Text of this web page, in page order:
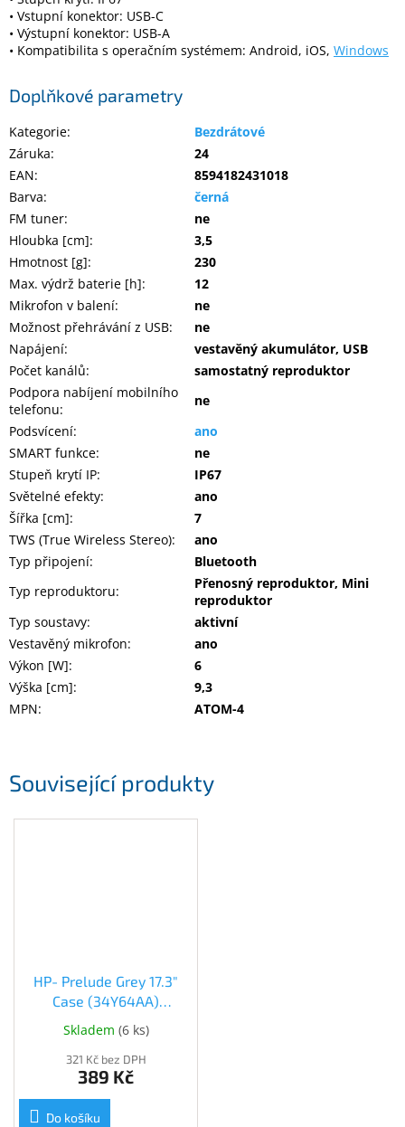
Související produkty
HP- Prelude Grey 17.3"
Case (34Y64AA)
(34Y64AA)
Skladem (6 ks)
321 Kč bez DPH
389 Kč
Do košíku
• Vstupní konektor: USB-C
• Výstupní konektor: USB-A
• Kompatibilita s operačním systémem: Android, iOS, Windows
Doplňkové parametry
Kategorie:
Bezdrátové
Záruka:
24
EAN:
8594182431018
Barva:
černá
FM tuner:
ne
Hloubka [cm]:
3,5
Hmotnost [g]:
230
Max. výdrž baterie [h]:
12
Mikrofon v balení:
ne
Možnost přehrávání z USB:
ne
Napájení:
vestavěný akumulátor, USB
Počet kanálů:
samostatný reproduktor
Podpora nabíjení mobilního
telefonu:
ne
Podsvícení:
ano
SMART funkce:
ne
Stupeň krytí IP:
IP67
Světelné efekty:
ano
Šířka [cm]:
7
TWS (True Wireless Stereo):
ano
Typ připojení:
Bluetooth
Typ reproduktoru:
Přenosný reproduktor, Mini
reproduktor
Typ soustavy:
aktivní
Vestavěný mikrofon:
ano
Výkon [W]:
6
Výška [cm]:
9,3
MPN: ATOM-4